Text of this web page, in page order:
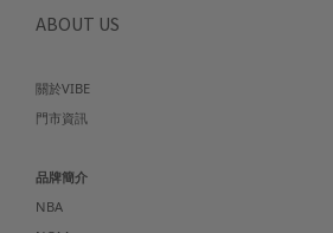
ABOUT US
關於VIBE
門市資訊
品牌簡介
NBA